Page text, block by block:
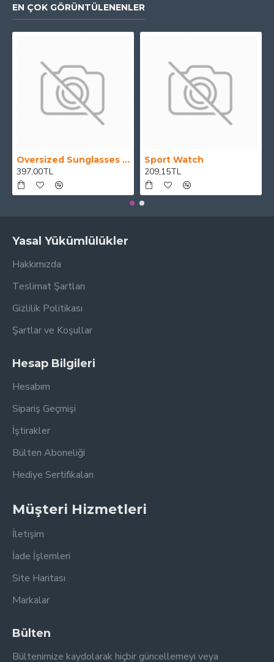
EN ÇOK GÖRÜNTÜLENENLER
Oversized Sunglasses For Long Summer Days
397,00TL
Sport Watch
209,15TL
Yasal Yükümlülükler
Hakkımızda
Teslimat Şartları
Gizlilik Politikası
Şartlar ve Koşullar
Hesap Bilgileri
Hesabım
Sipariş Geçmişi
İştirakler
Bülten Aboneliği
Hediye Sertifikaları
Müşteri Hizmetleri
İletişim
İade İşlemleri
Site Haritası
Markalar
Bülten
Bültenimize kaydolarak hiçbir güncellemeyi veya